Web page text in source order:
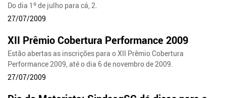
Do dia 1º de julho para cá, 2.
27/07/2009
XII Prêmio Cobertura Performance 2009
Estão abertas as inscrições para o XII Prêmio Cobertura
Performance 2009, até o dia 6 de novembro de 2009.
27/07/2009